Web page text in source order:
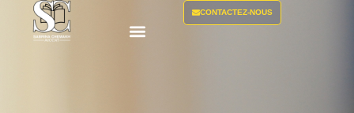
CONTACTEZ-NOUS